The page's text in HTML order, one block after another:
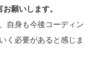
願いします。
自身も今後コーディン
く必要があると感じま